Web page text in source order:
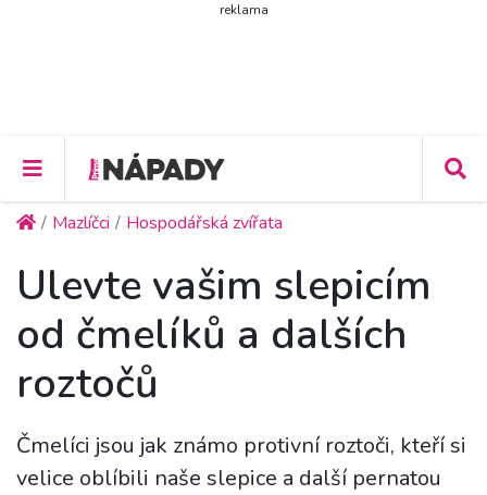
reklama
Mazlíčci Hospodářská zvířata
Ulevte vašim slepicím
od čmelíků a dalších
roztočů
Čmelíci jsou jak známo protivní roztoči, kteří si
velice oblíbili naše slepice a další pernatou